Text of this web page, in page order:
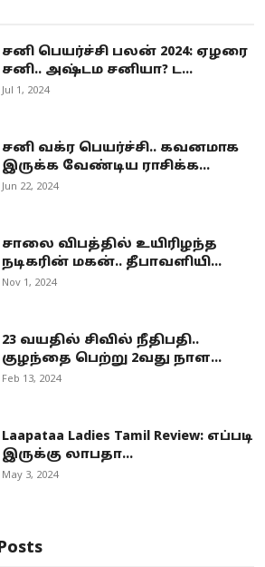
சனி பெயர்ச்சி பலன் 2024: ஏழரை
சனி.. அஷ்டம சனியா? ட...
Jul 1, 2024
சனி வக்ர பெயர்ச்சி.. கவனமாக
இருக்க வேண்டிய ராசிக்க...
Jun 22, 2024
சாலை விபத்தில் உயிரிழந்த
நடிகரின் மகன்.. தீபாவளியி...
Nov 1, 2024
23 வயதில் சிவில் நீதிபதி..
குழந்தை பெற்று 2வது நாள...
Feb 13, 2024
Laapataa Ladies Tamil Review: எப்படி
இருக்கு லாபதா...
May 3, 2024